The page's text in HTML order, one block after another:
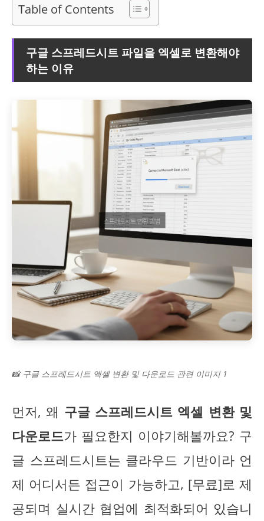
Table of Contents
구글 스프레드시트 파일을 엑셀로 변환해야
하는 이유
📸 구글 스프레드시트 엑셀 변환 및 다운로드 관련 이미지 1
먼저, 왜 구글 스프레드시트 엑셀 변환 및
다운로드가 필요한지 이야기해볼까요? 구
글 스프레드시트는 클라우드 기반이라 언
제 어디서든 접근이 가능하고, [무료]로 제
공되며 실시간 협업에 최적화되어 있습니